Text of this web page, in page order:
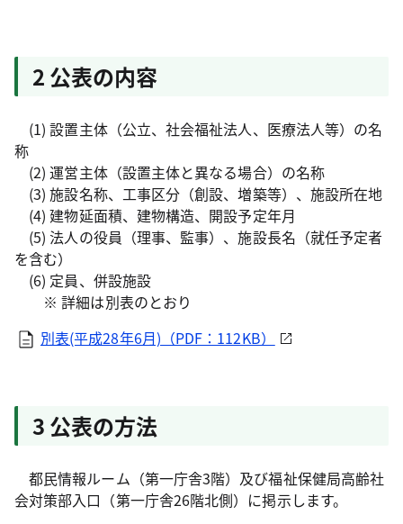
2 公表の内容
(1) 設置主体（公立、社会福祉法人、医療法人等）の名
称
(2) 運営主体（設置主体と異なる場合）の名称
(3) 施設名称、工事区分（創設、増築等）、施設所在地
(4) 建物延面積、建物構造、開設予定年月
(5) 法人の役員（理事、監事）、施設長名（就任予定者
を含む）
(6) 定員、併設施設
※ 詳細は別表のとおり
別表(平成28年6月)（PDF：112KB）
3 公表の方法
都民情報ルーム（第一庁舎3階）及び福祉保健局高齢社
会対策部入口（第一庁舎26階北側）に掲示します。